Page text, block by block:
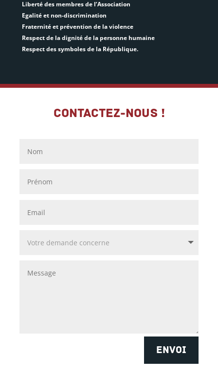
Liberté des membres de l’Association
Egalité et non-discrimination
Fraternité et prévention de la violence
Respect de la dignité de la personne humaine
Respect des symboles de la République.
Contactez-nous !
ENVOI